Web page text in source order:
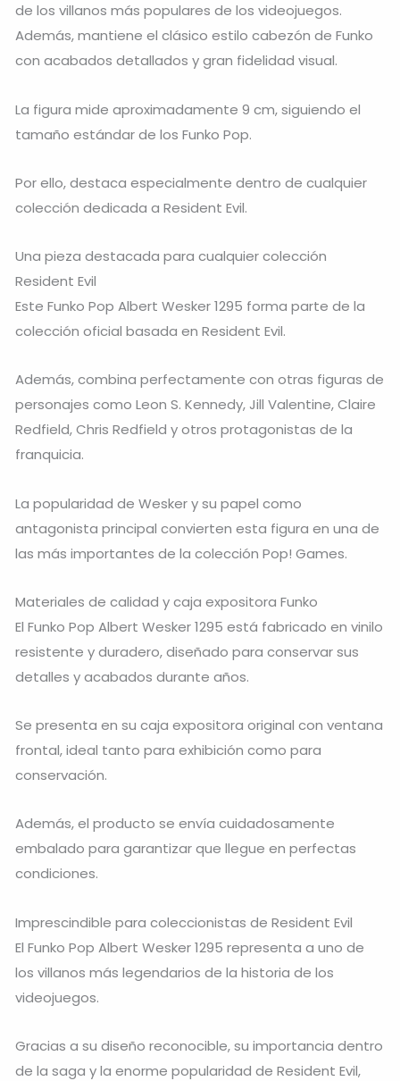
de los villanos más populares de los videojuegos.
Además, mantiene el clásico estilo cabezón de Funko
con acabados detallados y gran fidelidad visual.
La figura mide aproximadamente 9 cm, siguiendo el
tamaño estándar de los Funko Pop.
Por ello, destaca especialmente dentro de cualquier
colección dedicada a Resident Evil.
Una pieza destacada para cualquier colección
Resident Evil
Este Funko Pop Albert Wesker 1295 forma parte de la
colección oficial basada en Resident Evil.
Además, combina perfectamente con otras figuras de
personajes como Leon S. Kennedy, Jill Valentine, Claire
Redfield, Chris Redfield y otros protagonistas de la
franquicia.
La popularidad de Wesker y su papel como
antagonista principal convierten esta figura en una de
las más importantes de la colección Pop! Games.
Materiales de calidad y caja expositora Funko
El Funko Pop Albert Wesker 1295 está fabricado en vinilo
resistente y duradero, diseñado para conservar sus
detalles y acabados durante años.
Se presenta en su caja expositora original con ventana
frontal, ideal tanto para exhibición como para
conservación.
Además, el producto se envía cuidadosamente
embalado para garantizar que llegue en perfectas
condiciones.
Imprescindible para coleccionistas de Resident Evil
El Funko Pop Albert Wesker 1295 representa a uno de
los villanos más legendarios de la historia de los
videojuegos.
Gracias a su diseño reconocible, su importancia dentro
de la saga y la enorme popularidad de Resident Evil,